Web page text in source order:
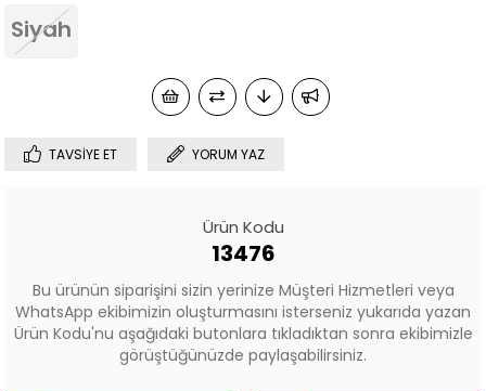
Siyah
TAVSIYE ET YORUM YAZ
Ürün Kodu
13476
Bu ürünün siparişini sizin yerinize Müşteri Hizmetleri veya
WhatsApp ekibimizin oluşturmasını isterseniz yukarıda yazan
Ürün Kodu'nu aşağıdaki butonlara tıkladıktan sonra ekibimizle
görüştüğünüzde paylaşabilirsiniz.